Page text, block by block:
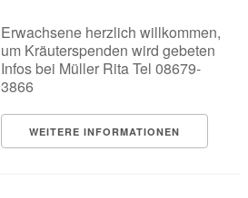
Erwachsene herzlich willkommen,
um Kräuterspenden wird gebeten
Infos bei Müller Rita Tel 08679-
3866
WEITERE INFORMATIONEN